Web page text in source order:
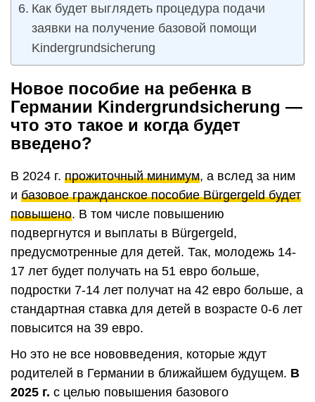
Как будет выглядеть процедура подачи
заявки на получение базовой помощи
Kindergrundsicherung
Новое пособие на ребенка в
Германии Kindergrundsicherung —
что это такое и когда будет
введено?
В 2024 г. прожиточный минимум, а вслед за ним
и базовое гражданское пособие Bürgergeld будет
повышено. В том числе повышению
подвергнутся и выплаты в Bürgergeld,
предусмотренные для детей. Так, молодежь 14-
17 лет будет получать на 51 евро больше,
подростки 7-14 лет получат на 42 евро больше, а
стандартная ставка для детей в возрасте 0-6 лет
повысится на 39 евро.
Но это не все нововведения, которые ждут
родителей в Германии в ближайшем будущем. В
2025 г. с целью повышения базового